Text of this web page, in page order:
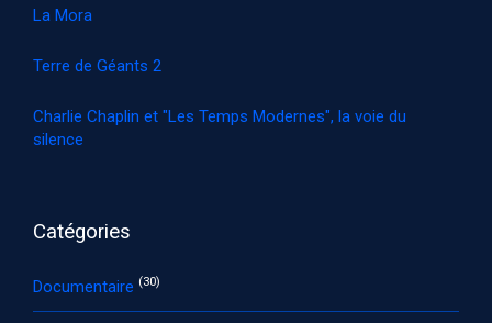
La Mora
Terre de Géants 2
Charlie Chaplin et "Les Temps Modernes", la voie du
silence
Catégories
Documentaire (30)